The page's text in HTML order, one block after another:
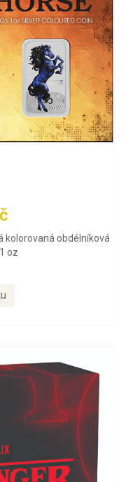
kolorovaná obdélníková
oz